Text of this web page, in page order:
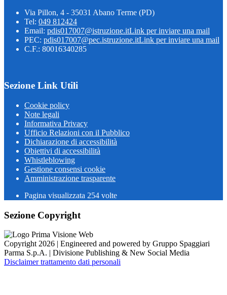
Via Pillon, 4 - 35031 Abano Terme (PD)
Tel: 049 812424
Email: pdis017007@istruzione.itLink per inviare una mail
PEC: pdis017007@pec.istruzione.itLink per inviare una mail
C.F.: 80016340285
Sezione Link Utili
Cookie policy
Note legali
Informativa Privacy
Ufficio Relazioni con il Pubblico
Dichiarazione di accessibilità
Obiettivi di accessibilità
Whistleblowing
Gestione consensi cookie
Amministrazione trasparente
Pagina visualizzata 254 volte
Sezione Copyright
Copyright 2026 | Engineered and powered by Gruppo Spaggiari
Parma S.p.A. | Divisione Publishing & New Social Media
Disclaimer trattamento dati personali